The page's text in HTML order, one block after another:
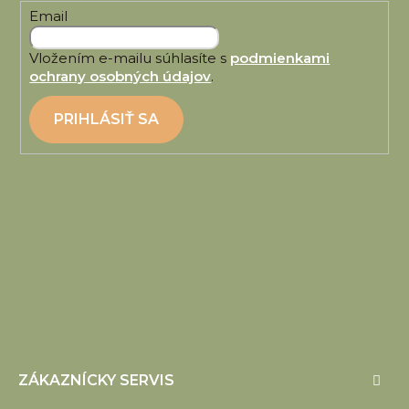
Email
Vložením e-mailu súhlasíte s podmienkami
ochrany osobných údajov.
PRIHLÁSIŤ SA
ZÁKAZNÍCKY SERVIS